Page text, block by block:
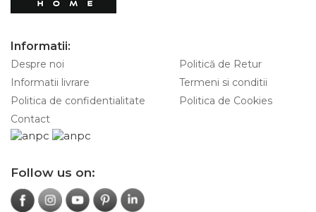
Informatii:
Despre noi
Politică de Retur
Informatii livrare
Termeni si conditii
Politica de confidentialitate
Politica de Cookies
Contact
Follow us on: